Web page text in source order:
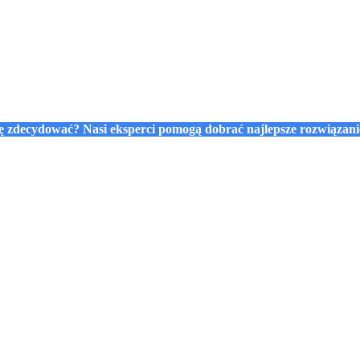
zdecydować? Nasi eksperci pomogą dobrać najlepsze